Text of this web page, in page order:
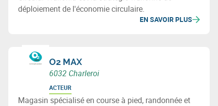
déploiement de l'économie circulaire.
EN SAVOIR PLUS
O2 MAX
6032 Charleroi
ACTEUR
Magasin spécialisé en course à pied, randonnée et